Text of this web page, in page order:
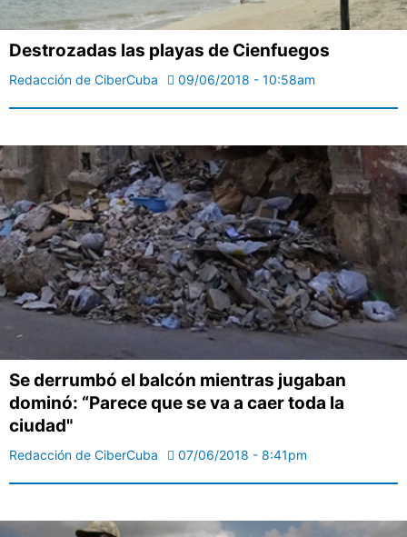
Destrozadas las playas de Cienfuegos
Redacción de CiberCuba 09/06/2018 - 10:58am
Se derrumbó el balcón mientras jugaban
dominó: “Parece que se va a caer toda la
ciudad"
Redacción de CiberCuba 07/06/2018 - 8:41pm